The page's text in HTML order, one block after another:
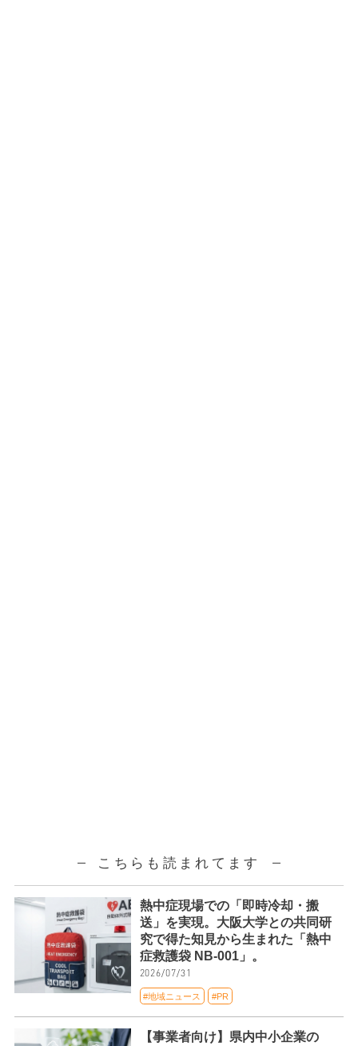
こちらも読まれてます
熱中症現場での「即時冷却・搬
送」を実現。大阪大学との共同研
究で得た知見から生まれた「熱中
症救護袋 NB-001」。
2026/07/31
#地域ニュース #PR
【事業者向け】県内中小企業の